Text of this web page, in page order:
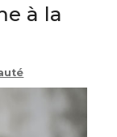
à la